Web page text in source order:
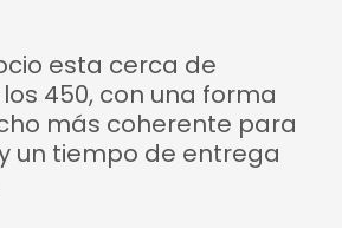
esta cerca de
450, con una forma
más coherente para
un tiempo de entrega